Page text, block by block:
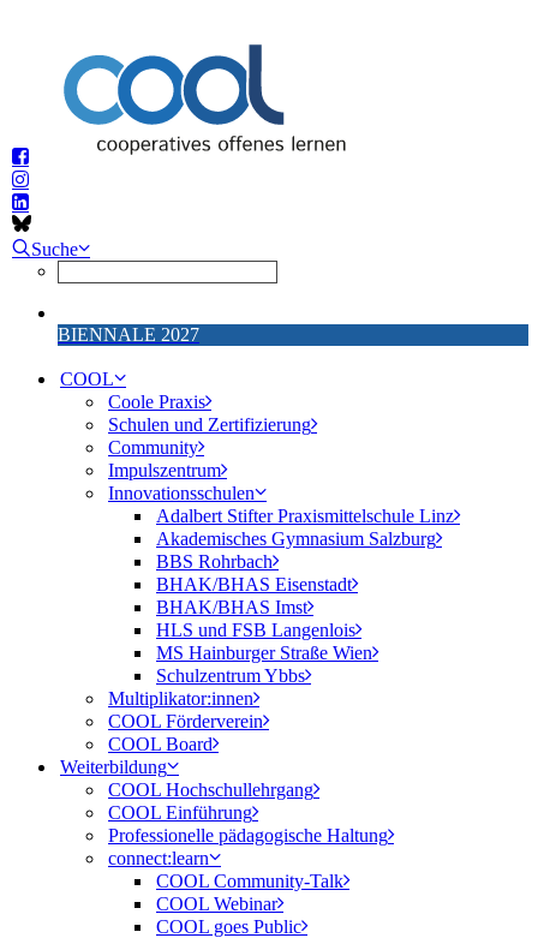
Suche
BIENNALE 2027
COOL
Coole Praxis
Schulen und Zertifizierung
Community
Impulszentrum
Innovationsschulen
Adalbert Stifter Praxismittelschule Linz
Akademisches Gymnasium Salzburg
BBS Rohrbach
BHAK/BHAS Eisenstadt
BHAK/BHAS Imst
HLS und FSB Langenlois
MS Hainburger Straße Wien
Schulzentrum Ybbs
Multiplikator:innen
COOL Förderverein
COOL Board
Weiterbildung
COOL Hochschullehrgang
COOL Einführung
Professionelle pädagogische Haltung
connect:learn
COOL Community-Talk
COOL Webinar
COOL goes Public